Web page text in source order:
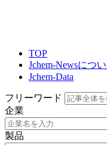
TOP
Jchem-Newsにつ
Jchem-Data
フリーワード
企業
製品